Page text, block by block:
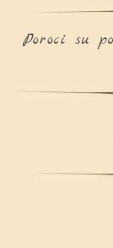
Poroci su